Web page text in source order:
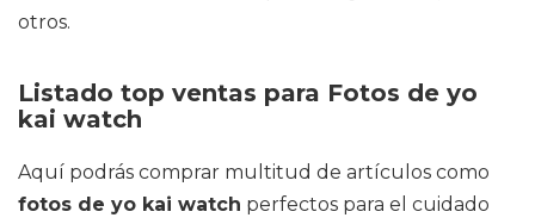
otros.
Listado top ventas para Fotos de yo
kai watch
Aquí podrás comprar multitud de artículos como
fotos de yo kai watch perfectos para el cuidado